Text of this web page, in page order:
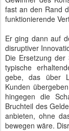
fast an den Rand
funktionierende
Er ging dann auf
disruptiver
Die Ersetzung der
typische
gebe, das über
Kunden
hingegen die
Bruchteil des
anbieten, ohne
bewegen wäre.